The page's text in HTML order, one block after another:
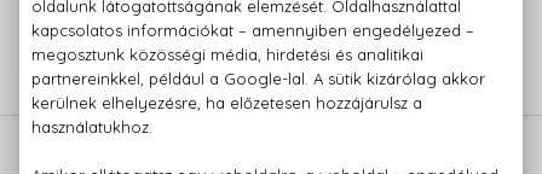
Kérdésed van, elakadtál? Hívd ügyfélszolgálatunkat:+36 20
779 1926